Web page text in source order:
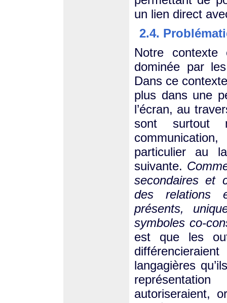
un lien direct
2.4.
Notre
dominée par
Dans ce
plus dans une
l’écran, au
sont surtout
particulier au
suivante.
secondaires et
des relations
présents,
symboles co-
est que les
langagières
autoriseraient,